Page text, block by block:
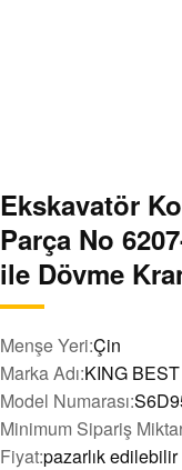
Ekskavatör
Parça No
ile Dövme
Menşe Yeri:Çin
Marka Adı:KING BEST
Model Numarası:
Minimum Sipariş
Fiyat:pazarlık edilebilir